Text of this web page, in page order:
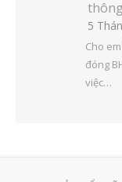
5
Cho
đóng
việc…